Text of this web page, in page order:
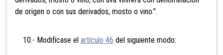
de origen o con sus derivados, mosto o vino.".
10.- Modifícase el artículo 46 del siguiente modo: